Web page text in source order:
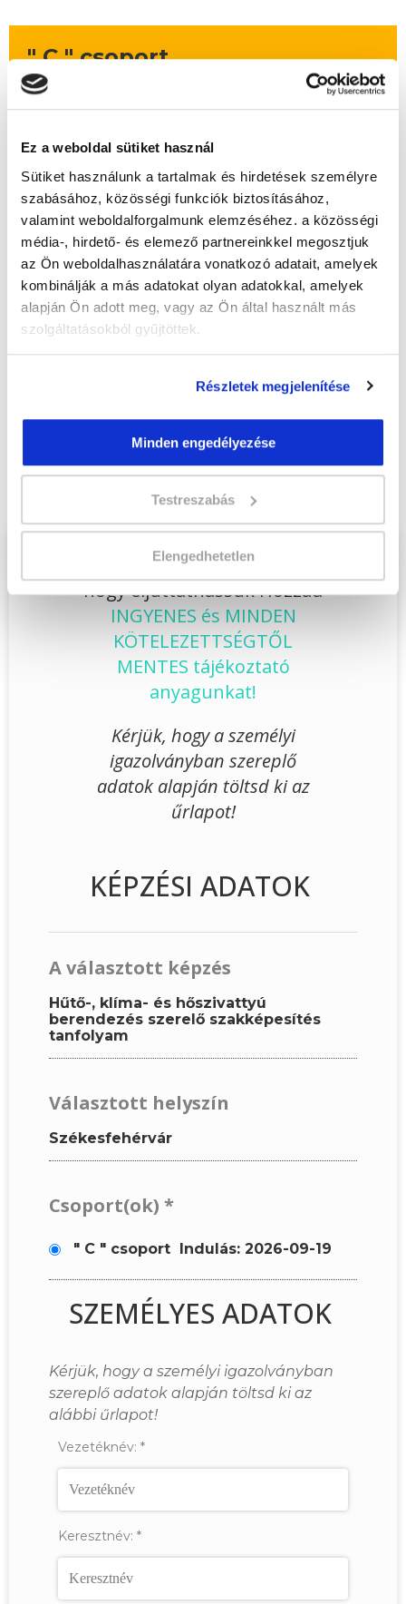
Ez a weboldal sütiket használ
Sütiket használunk a tartalmak és hirdetések személyre
szabásához, közösségi funkciók biztosításához,
valamint weboldalforgalmunk elemzéséhez. a közösségi
média-, hirdető- és elemező partnereinkkel megosztjuk
az Ön weboldalhasználatára vonatkozó adatait, amelyek
kombinálják a más adatokat olyan adatokkal, amelyek
alapján Ön adott meg, vagy az Ön által használt más
szolgáltatásokból gyűjtöttek.
Részletek megjelenítése
Minden engedélyezése
Testreszabás
Elengedhetetlen
" C " csoport
Időtartam:
Indulás időpontja:2026-09-19
egyösszegű befizetés + kuponkedvezmény
esetén
Vizsgadíj: 83 000 Ft
Vizsgadíj várható összege
Lehet még jelentkezni?Igen
Jelentkezem!
Végezd elHűtő-, klíma- és hőszivattyú
berendezés szerelő szakképesítés
tanfolyam - Székesfehérvár
tanfolyamunkat és váltsd valóra az álmaidat!
Töltsd ki adatlapunkat,
hogy eljuttathassuk Hozzád
INGYENES és MINDEN
KÖTELEZETTSÉGTŐL
MENTES tájékoztató
anyagunkat!
Kérjük, hogy a személyi
igazolványban szereplő
adatok alapján töltsd ki az
űrlapot!
KÉPZÉSI ADATOK
A választott képzés
Hűtő-, klíma- és hőszivattyú
berendezés szerelő szakképesítés
tanfolyam
Választott helyszín
Székesfehérvár
Csoport(ok) *
" C " csoport Indulás: 2026-09-19
SZEMÉLYES ADATOK
Kérjük, hogy a személyi igazolványban
szereplő adatok alapján töltsd ki az
alábbi űrlapot!
Vezetéknév: *
Keresztnév: *